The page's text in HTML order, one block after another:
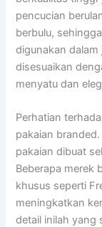
pencucian
berbulu,
digunakan
disesuaikan
menyatu dan
Perhatian
pakaian
pakaian dibuat
Beberapa merek
khusus seperti
meningkatkan
detail inilah yang